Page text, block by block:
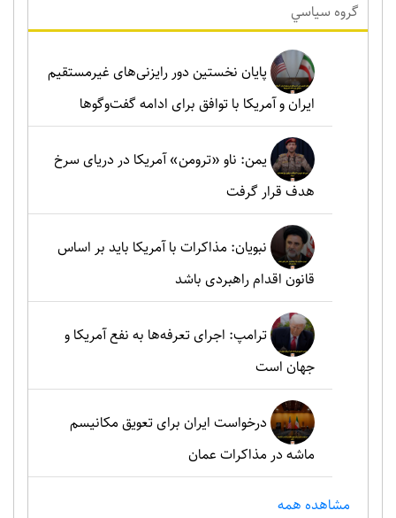
گروه سياسي
پایان نخستین دور رایزنی‌های غیرمستقیم
ایران و آمریکا با توافق برای ادامه گفت‌وگوها
یمن: ناو «ترومن» آمریکا در دریای سرخ
هدف قرار گرفت
نبویان: مذاکرات با آمریکا باید بر اساس
قانون اقدام راهبردی باشد
ترامپ: اجرای تعرفه‌ها به نفع آمریکا و
جهان است
درخواست ایران برای تعویق مکانیسم
ماشه در مذاکرات عمان
مشاهده همه